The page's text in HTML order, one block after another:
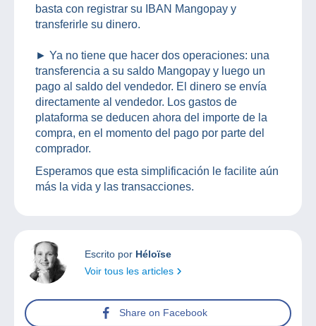
basta con registrar su IBAN Mangopay y
transferirle su dinero.
► Ya no tiene que hacer dos operaciones: una
transferencia a su saldo Mangopay y luego un
pago al saldo del vendedor. El dinero se envía
directamente al vendedor. Los gastos de
plataforma se deducen ahora del importe de la
compra, en el momento del pago por parte del
comprador.
Esperamos que esta simplificación le facilite aún
más la vida y las transacciones.
Escrito por Héloïse
Voir tous les articles
Share on Facebook